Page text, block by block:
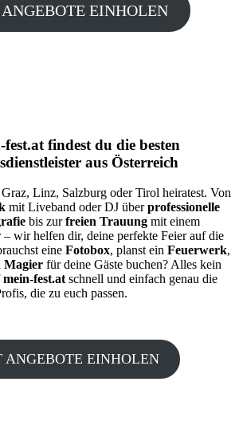
EINHOLEN
fest.atfindest du die besten
aus Österreich
Linz, Salzburg oder Tirol heiratest. Von
mit Liveband oder DJ überprofessionelle
bis zurfreien Trauungmit einem
– wir helfen dir, deine perfekte Feier auf die
eine Fotobox, planst ein Feuerwerk,
Magierfür deine Gäste buchen? Alles kein
mein-fest.atschnell und einfach genau die
die zu euch passen.
ANGEBOTE EINHOLEN